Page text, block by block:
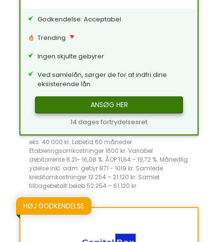
Godkendelse: Acceptabel
Trending
Ingen skjulte gebyrer
Ved samlelån, sørger de for at indfri dine
eksisterende lån
ANSØG HER
14 dages fortrydelsesret
eks: 40.000 kr. Løbetid 60 måneder.
Etableringsomkostninger 1600 kr. Variabel
debitorrente 8.21- 16,08 %. ÅOP 11,64 - 19,72 %. Månedlig
ydelse inkl. adm. gebyr 871 - 1019 kr. Samlede
kreditomkostninger 12.254 – 21.120 kr. Samlet
tilbagebetalt beløb 52.254 – 61.120 kr.
HØJ GODKENDELSE